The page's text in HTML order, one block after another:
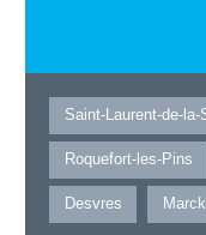
Saint-Laurent-de-la-
Roquefort-les-Pins
Desvres